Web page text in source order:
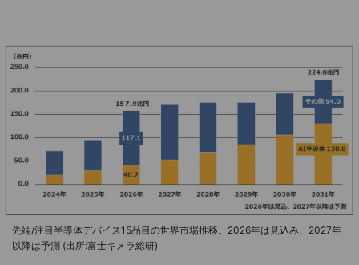
先端/注目半導体デバイス15品目の世界市場推移。2026年は見込み、2027年
以降は予測 (出所:富士キメラ総研)